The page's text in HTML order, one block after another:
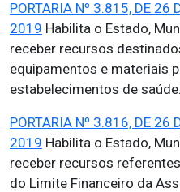
PORTARIA Nº 3.815, DE 26
2019 Habilita o Estado,
receber recursos
equipamentos e materiais
estabelecimentos de saúde.
PORTARIA Nº 3.816, DE 26
2019 Habilita o Estado,
receber recursos
do Limite Financeiro da